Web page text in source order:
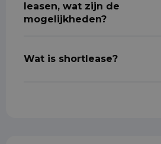
leasen, wat zijn de
mogelijkheden?
Wat is shortlease?